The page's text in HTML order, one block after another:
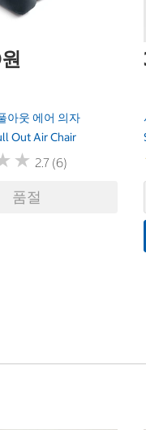
아웃 에어 의자
Out Air Chair
★
★ 2.7 (6)
품절